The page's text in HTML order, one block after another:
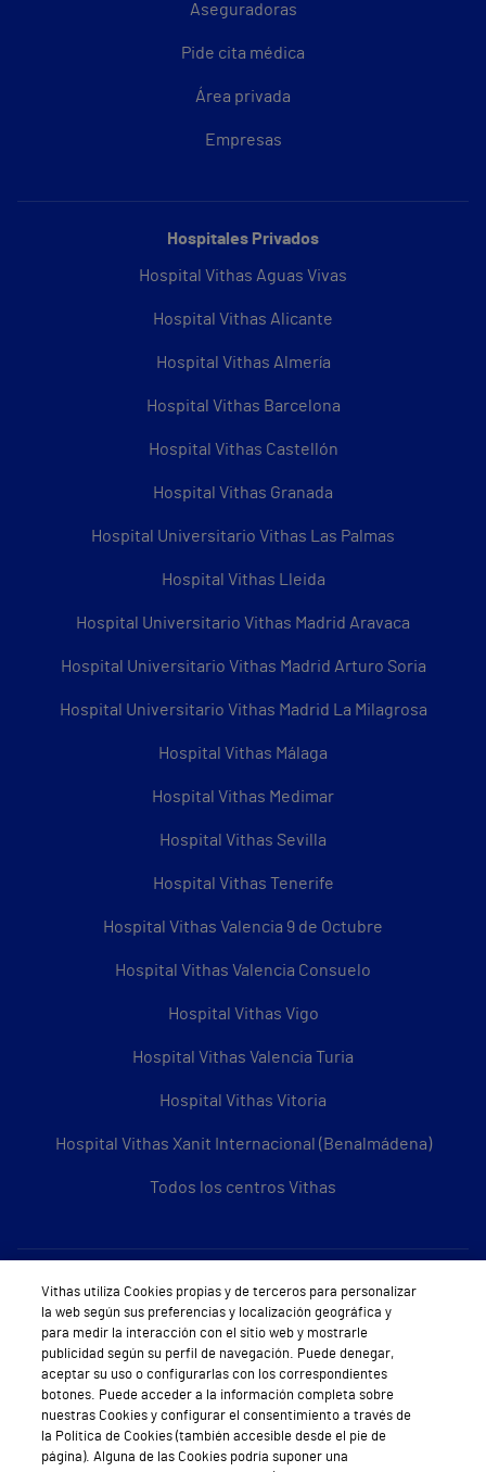
Aseguradoras
Pide cita médica
Área privada
Empresas
Hospitales Privados
Hospital Vithas Aguas Vivas
Hospital Vithas Alicante
Hospital Vithas Almería
Hospital Vithas Barcelona
Hospital Vithas Castellón
Hospital Vithas Granada
Hospital Universitario Vithas Las Palmas
Hospital Vithas Lleida
Hospital Universitario Vithas Madrid Aravaca
Hospital Universitario Vithas Madrid Arturo Soria
Hospital Universitario Vithas Madrid La Milagrosa
Hospital Vithas Málaga
Hospital Vithas Medimar
Hospital Vithas Sevilla
Hospital Vithas Tenerife
Hospital Vithas Valencia 9 de Octubre
Hospital Vithas Valencia Consuelo
Hospital Vithas Vigo
Hospital Vithas Valencia Turia
Hospital Vithas Vitoria
Hospital Vithas Xanit Internacional (Benalmádena)
Todos los centros Vithas
Sobre Vithas
Quiénes somos
Trabajar en Vithas
Teléfono Cita Médica
Teléfono Atención al Cliente
Vithas utiliza Cookies propias y de terceros para personalizar
la web según sus preferencias y localización geográfica y
para medir la interacción con el sitio web y mostrarle
publicidad según su perfil de navegación. Puede denegar,
aceptar su uso o configurarlas con los correspondientes
botones. Puede acceder a la información completa sobre
nuestras Cookies y configurar el consentimiento a través de
la Política de Cookies (también accesible desde el pie de
página). Alguna de las Cookies podría suponer una